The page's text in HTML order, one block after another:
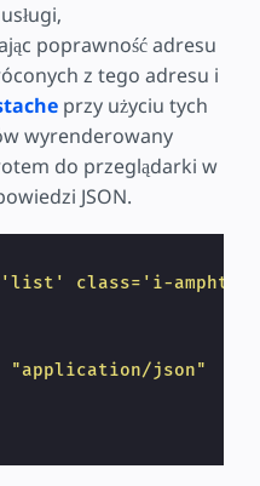
poprawność adresu
z tego adresu i
przy użyciu tych
wyrenderowany
do przeglądarki w
JSON.
class='i-
"application/json"